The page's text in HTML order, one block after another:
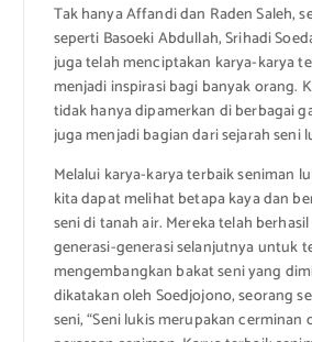
Tak hanya Affandi dan Raden Saleh,
seperti Basoeki Abdullah, Srihadi
juga telah menciptakan karya-karya
menjadi inspirasi bagi banyak orang.
tidak hanya dipamerkan di berbagai
juga menjadi bagian dari sejarah seni
Melalui karya-karya terbaik seniman
kita dapat melihat betapa kaya dan
seni di tanah air. Mereka telah
generasi-generasi selanjutnya untuk
mengembangkan bakat seni yang
dikatakan oleh Soedjojono, seorang
seni, “Seni lukis merupakan cerminan